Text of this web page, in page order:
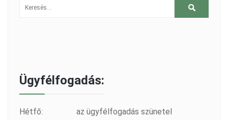
Ügyfélfogadás:
Hétfő:
az ügyfélfogadás szünetel